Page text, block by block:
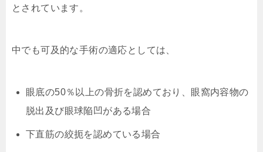
とされています。
中でも可及的な手術の適応としては、
眼底の50％以上の骨折を認めており、眼窩内容物の
脱出及び眼球陥凹がある場合
下直筋の絞扼を認めている場合